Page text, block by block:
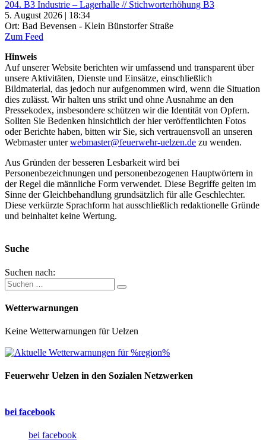
204. B3 Industrie – Lagerhalle // Stichworterhöhung B3
5. August 2026 | 18:34
Ort: Bad Bevensen - Klein Bünstorfer Straße
Zum Feed
Hinweis
Auf unserer Website berichten wir umfassend und transparent über
unsere Aktivitäten, Dienste und Einsätze, einschließlich
Bildmaterial, das jedoch nur aufgenommen wird, wenn die Situation
dies zulässt. Wir halten uns strikt und ohne Ausnahme an den
Pressekodex, insbesondere schützen wir die Identität von Opfern.
Sollten Sie Bedenken hinsichtlich der hier veröffentlichten Fotos
oder Berichte haben, bitten wir Sie, sich vertrauensvoll an unseren
Webmaster unterwebmaster@feuerwehr-uelzen.de zu wenden.
Aus Gründen der besseren Lesbarkeit wird bei
Personenbezeichnungen und personenbezogenen Hauptwörtern in
der Regel die männliche Form verwendet. Diese Begriffe gelten im
Sinne der Gleichbehandlung grundsätzlich für alle Geschlechter.
Diese verkürzte Sprachform hat ausschließlich redaktionelle Gründe
und beinhaltet keine Wertung.
Suche
Suchen nach:
Wetterwarnungen
Keine Wetterwarnungen für Uelzen
Feuerwehr Uelzen in den Sozialen Netzwerken
bei facebook
bei facebook